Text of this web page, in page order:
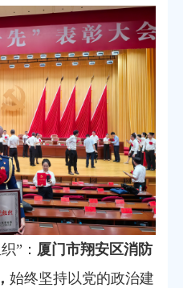
”： 厦门市翔安区消防
始终坚持以党的政治建